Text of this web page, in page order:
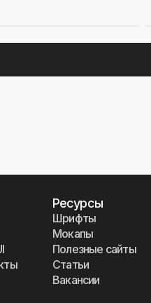
Ресурсы
Шрифты
Мокапы
Полезные сайты
Статьи
Вакансии